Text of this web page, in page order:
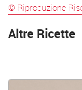
© Riproduzione
Altre Ricette